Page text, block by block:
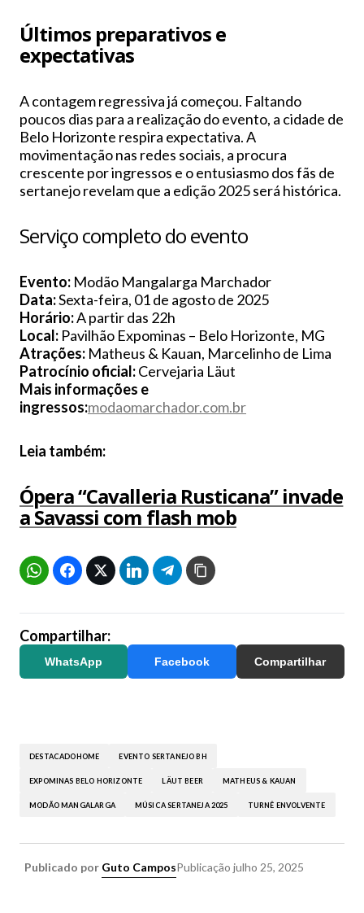
Últimos preparativos e
expectativas
A contagem regressiva já começou. Faltando
poucos dias para a realização do evento, a cidade de
Belo Horizonte respira expectativa. A
movimentação nas redes sociais, a procura
crescente por ingressos e o entusiasmo dos fãs de
sertanejo revelam que a edição 2025 será histórica.
Serviço completo do evento
Evento: Modão Mangalarga Marchador
Data:Sexta-feira, 01 de agosto de 2025
Horário:A partir das 22h
Local: Pavilhão Expominas – Belo Horizonte, MG
Atrações: Matheus & Kauan, Marcelinho de Lima
Patrocínio oficial:Cervejaria Läut
Mais informações e
ingressos:modaomarchador.com.br
Leia também:
Ópera “Cavalleria Rusticana” invade
a Savassi com flash mob
Compartilhar:
WhatsApp Facebook Compartilhar
DESTACADOHOME EVENTO SERTANEJO BH
EXPOMINAS BELO HORIZONTE LÄUT BEER MATHEUS & KAUAN
MODÃO MANGALARGA MÚSICA SERTANEJA 2025 TURNÊ ENVOLVENTE
Publicado por Guto CamposPublicação julho 25, 2025